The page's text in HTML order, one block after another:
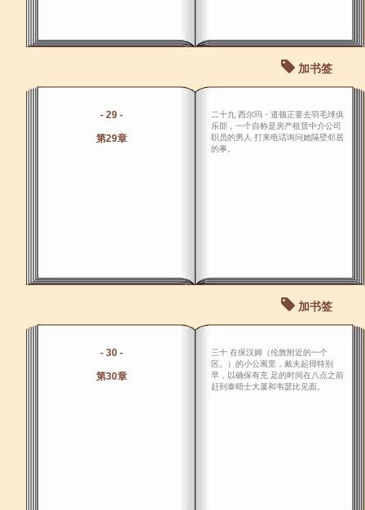
加书签
- 29 -
第29章
二十九 西尔玛・道顿正要去羽毛球俱
乐部，一个自称是房产租赁中介公司
职员的男人 打来电话询问她隔壁邻居
的事。
加书签
- 30 -
第30章
三十 在保汉姆（伦敦附近的一个
区。）的小公寓里，戴夫起得特别
早，以确保有充 足的时间在八点之前
赶到泰晤士大厦和韦瑟比见面。